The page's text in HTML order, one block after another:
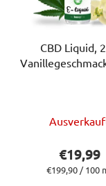
CBD Liquid,
ist
€19,99
Verkaufspreis:
€199,90 / 100